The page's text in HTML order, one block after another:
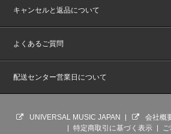
キャンセルと返品について
よくあるご質問
配送センター営業日について
UNIVERSAL MUSIC JAPAN 会社概
特定商取引に基づく表示